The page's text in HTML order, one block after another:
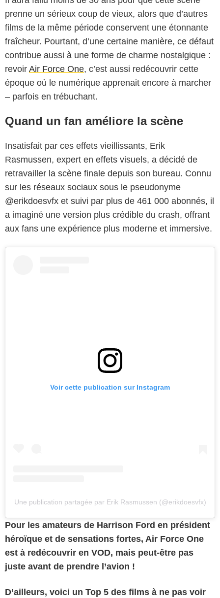
prenne un sérieux coup de vieux, alors que d’autres
films de la même période conservent une étonnante
fraîcheur. Pourtant, d’une certaine manière, ce défaut
contribue aussi à une forme de charme nostalgique :
revoir Air Force One, c’est aussi redécouvrir cette
époque où le numérique apprenait encore à marcher
– parfois en trébuchant.
Quand un fan améliore la scène
Insatisfait par ces effets vieillissants, Erik
Rasmussen, expert en effets visuels, a décidé de
retravailler la scène finale depuis son bureau. Connu
sur les réseaux sociaux sous le pseudonyme
@erikdoesvfx et suivi par plus de 461 000 abonnés, il
a imaginé une version plus crédible du crash, offrant
aux fans une expérience plus moderne et immersive.
Voir cette publication sur Instagram
Une publication partagée par Erik Rasmussen (@erikdoesvfx)
Pour les amateurs de Harrison Ford en président
héroïque et de sensations fortes, Air Force One
est à redécouvrir en VOD, mais peut-être pas
juste avant de prendre l’avion !
D’ailleurs, voici un Top 5 des films à ne pas voir